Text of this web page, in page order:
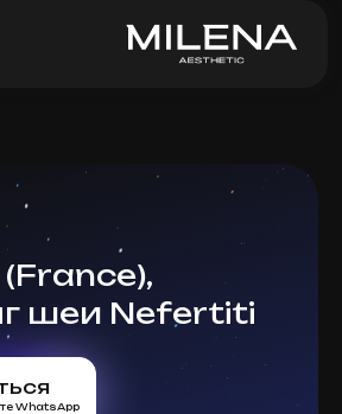
шеи Nefertiti
WhatsApp